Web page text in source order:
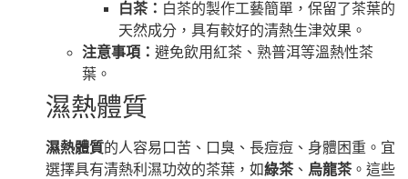
白茶： 白茶的製作工藝簡單，保留了茶葉的
天然成分，具有較好的清熱生津效果。
注意事項： 避免飲用紅茶、熟普洱等溫熱性茶
葉。
濕熱體質
濕熱體質的人容易口苦、口臭、長痘痘、身體困重。宜
選擇具有清熱利濕功效的茶葉，如綠茶、 烏龍茶。這些